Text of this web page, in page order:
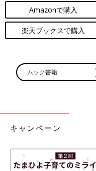
Amazonで購入
楽天ブックスで購入
ムック書籍
キャンペーン